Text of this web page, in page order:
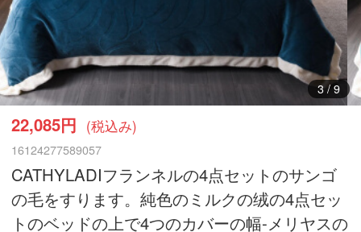
3/ 9
22,085円 (税込み)
16124277589057
CATHYLADIフランネルの4点セットのサンゴ
の毛をすります。純色のミルクの绒の4点セッ
トのベッドの上で4つのカバーの幅-メリヤスの